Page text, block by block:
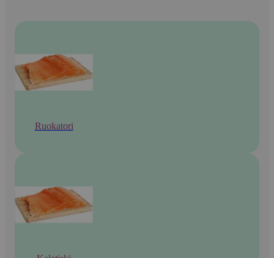
Ruokatori